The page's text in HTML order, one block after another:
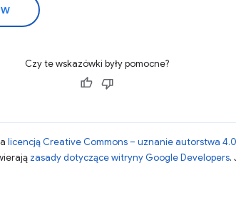
Czy te wskazówki były pomocne?
licencją Creative Commons – uznanie autorstwa 4.0
zasady dotyczące witryny Google Developers.